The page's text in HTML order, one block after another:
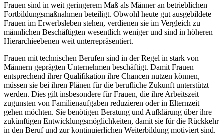
Frauen sind in weit geringerem Maß als Männer an betrieblichen
Fortbildungsmaßnahmen beteiligt. Obwohl heute gut ausgebildete
Frauen im Erwerbsleben stehen, verdienen sie im Vergleich zu
männlichen Beschäftigten wesentlich weniger und sind in höheren
Hierarchieebenen weit unterrepräsentiert.
Frauen mit technischen Berufen sind in der Regel in stark von
Männern geprägten Unternehmen beschäftigt. Damit Frauen
entsprechend ihrer Qualifikation ihre Chancen nutzen können,
müssen sie bei ihren Plänen für die berufliche Zukunft unterstützt
werden. Dies gilt insbesondere für Frauen, die ihre Arbeitszeit
zugunsten von Familienaufgaben reduzieren oder in Elternzeit
gehen möchten. Sie benötigen Beratung und Aufklärung über ihre
zukünftigen Entwicklungsmöglichkeiten, damit sie für die Rückkehr
in den Beruf und zur kontinuierlichen Weiterbildung motiviert sind.